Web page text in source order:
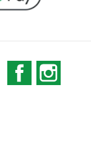
Facebook